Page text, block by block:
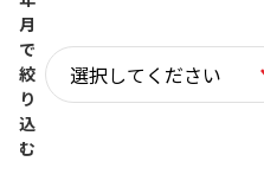
月
で
絞
り
込
む